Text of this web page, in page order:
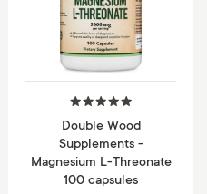
Double Wood
Supplements -
Magnesium L-Threonate
100 capsules